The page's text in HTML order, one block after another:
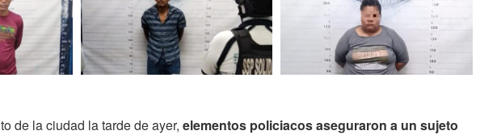
de la ciudad la tarde de ayer, elementos policiacos aseguraron a un sujeto